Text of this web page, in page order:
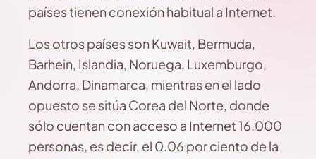
países tienen conexión habitual a Internet.
Los otros países son Kuwait, Bermuda,
Barhein, Islandia, Noruega, Luxemburgo,
Andorra, Dinamarca, mientras en el lado
opuesto se sitúa Corea del Norte, donde
sólo cuentan con acceso a Internet 16.000
personas, es decir, el 0.06 por ciento de la